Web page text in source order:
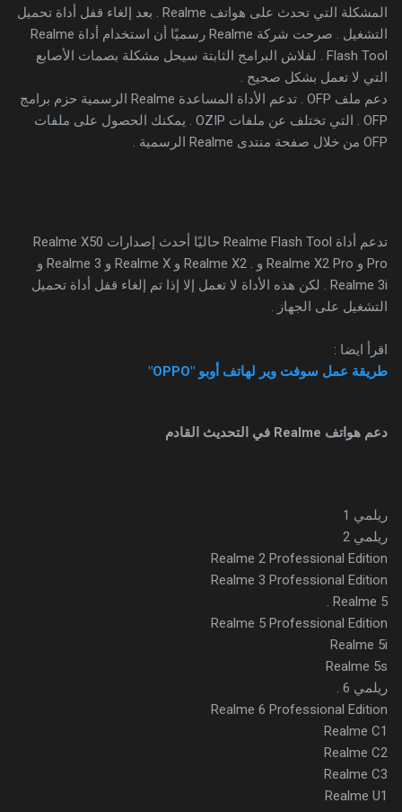
المشكلة التي تحدث على هواتف Realme . بعد إلغاء قفل أداة تحميل
التشغيل . صرحت شركة Realme رسميًا أن استخدام أداة Realme
Flash Tool . لفلاش البرامج الثابتة سيحل مشكلة بصمات الأصابع
التي لا تعمل بشكل صحيح .
دعم ملف OFP . تدعم الأداة المساعدة Realme الرسمية حزم برامج
OFP . التي تختلف عن ملفات OZIP . يمكنك الحصول على ملفات
OFP من خلال صفحة منتدى Realme الرسمية .
تدعم أداة Realme Flash Tool حاليًا أحدث إصدارات Realme X50
Pro و Realme X2 Pro و . Realme X2 و Realme X و Realme 3 و
Realme 3i . لكن هذه الأداة لا تعمل إلا إذا تم إلغاء قفل أداة تحميل
التشغيل على الجهاز .
اقرأ ايضا :
طريقة عمل سوفت وير لهاتف أوبو "OPPO
"
دعم هواتف Realme في التحديث القادم
ريلمي 1
ريلمي 2
Realme 2 Professional Edition
Realme 3 Professional Edition
Realme 5 .
Realme 5 Professional Edition
Realme 5i
Realme 5s
ريلمي 6 .
Realme 6 Professional Edition
Realme C1
Realme C2
Realme C3
Realme U1